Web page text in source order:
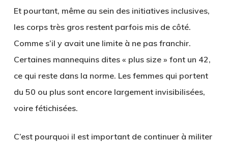
Et pourtant, même au sein des initiatives inclusives,
les corps très grosrestent parfois mis de côté.
Comme s’il y avait une limite à ne pas franchir.
Certaines mannequins dites « plus size » font un 42,
ce qui reste dans la norme. Les femmes qui portent
du 50 ou plus sont encore largement invisibilisées,
voire fétichisées.
C’est pourquoi il est important de continuer à militer